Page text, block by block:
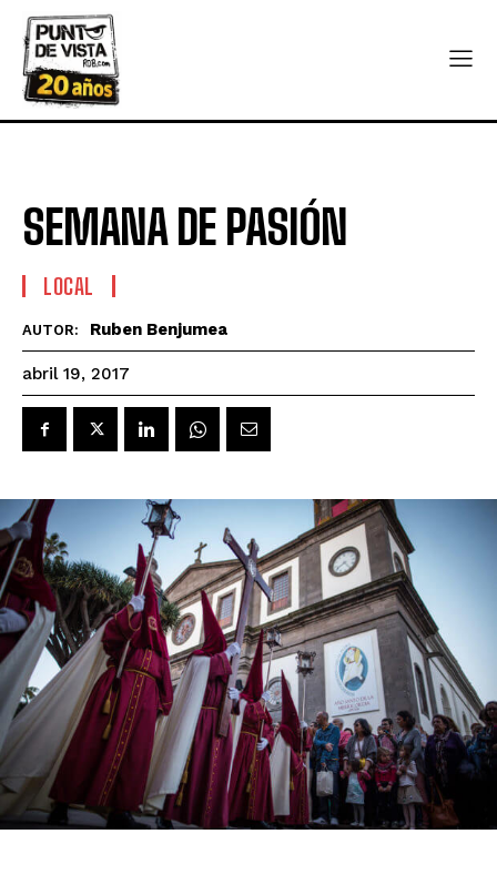
SEMANA DE PASIÓN
LOCAL
AUTOR: Ruben Benjumea
abril 19, 2017